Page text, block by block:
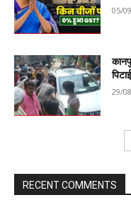
05/
29/
RECENT COMMENTS